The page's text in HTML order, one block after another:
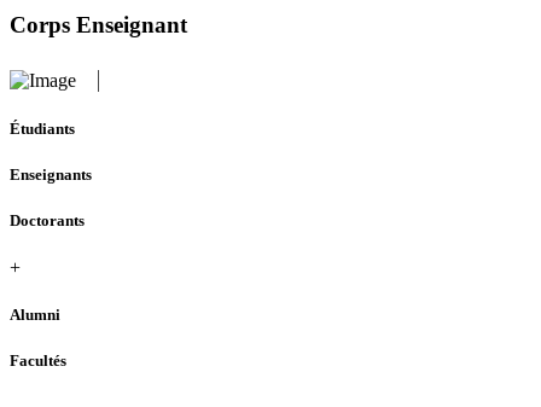
Corps Enseignant
Étudiants
Enseignants
Doctorants
+
Alumni
Facultés